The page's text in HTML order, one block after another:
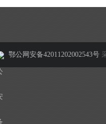
鄂公网安备42011202002543号